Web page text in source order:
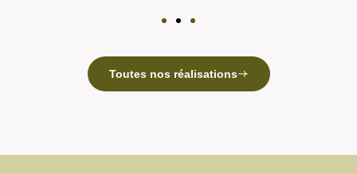
Toutes nos réalisations